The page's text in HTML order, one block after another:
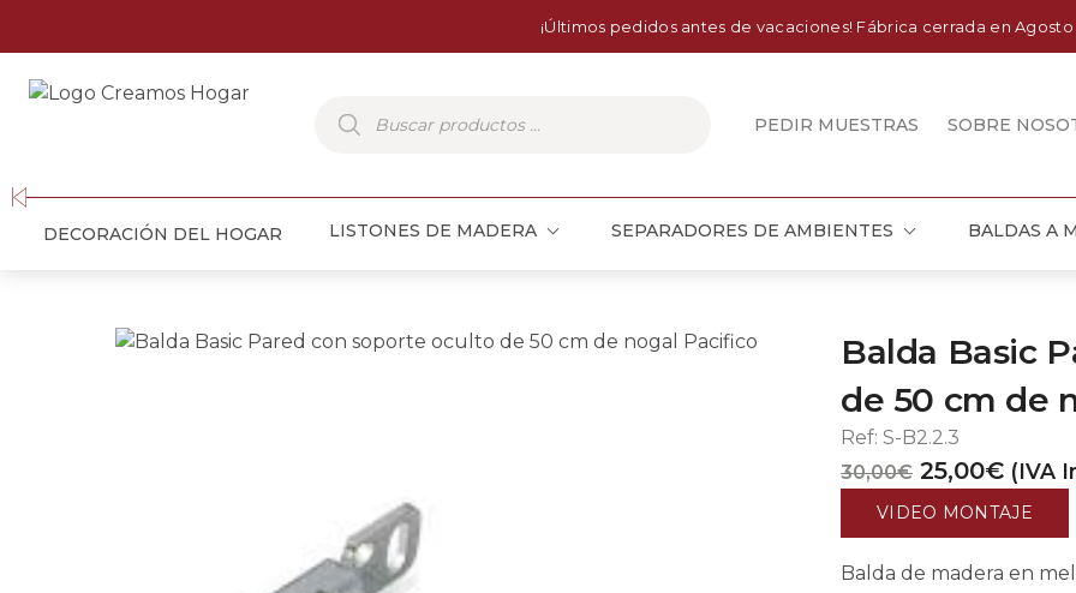
¡Últimos pedidos antes de vacaciones! Fábrica cerrada en Agosto
productos
PEDIR MUESTRAS SOBRE
DECORACIÓN DEL HOGAR LISTONES DE MADERA SEPARADORES DE AMBIENTES BALDAS A
Balda Basic
de 50 cm de
Ref: S-B2.2.3
30,00€ El
precio
original
era:
25,00€El
es:
(IVA
VIDEO MONTAJE
Balda de madera en